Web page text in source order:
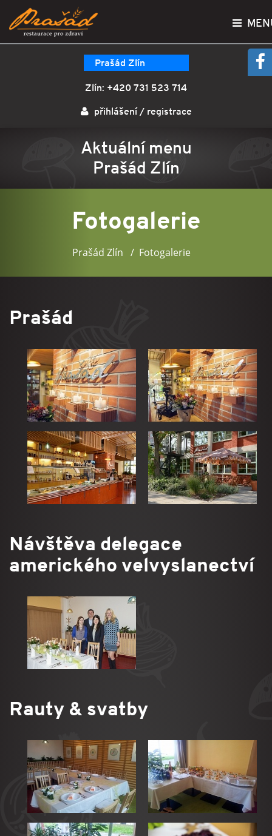
Prašád Zlín
Zlín: +420 731 523 714
přihlášení/ registrace
Aktuální menu
Prašád Zlín
Fotogalerie
Prašád Zlín Fotogalerie
Prašád
Návštěva delegace
amerického velvyslanectví
Rauty & svatby